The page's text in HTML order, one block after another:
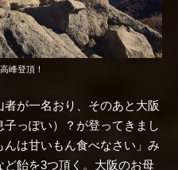
峰登頂！
が一名おり、そのあと大阪
っぽい）？が登ってきまし
は甘いもん食べなさい」み
飴を3つ頂く。大阪のお母